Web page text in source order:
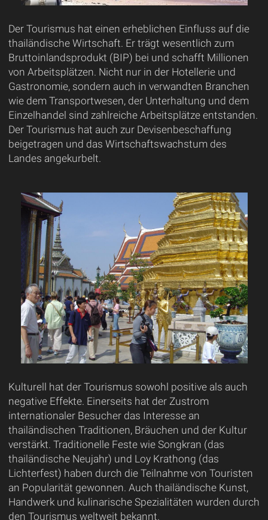
Der Tourismus hat einen erheblichen Einfluss auf die
thailändische Wirtschaft. Er trägt wesentlich zum
Bruttoinlandsprodukt (BIP) bei und schafft Millionen
von Arbeitsplätzen. Nicht nur in der Hotellerie und
Gastronomie, sondern auch in verwandten Branchen
wie dem Transportwesen, der Unterhaltung und dem
Einzelhandel sind zahlreiche Arbeitsplätze entstanden.
Der Tourismus hat auch zur Devisenbeschaffung
beigetragen und das Wirtschaftswachstum des
Landes angekurbelt.
Kulturell hat der Tourismus sowohl positive als auch
negative Effekte. Einerseits hat der Zustrom
internationaler Besucher das Interesse an
thailändischen Traditionen, Bräuchen und der Kultur
verstärkt. Traditionelle Feste wie Songkran (das
thailändische Neujahr) und Loy Krathong (das
Lichterfest) haben durch die Teilnahme von Touristen
an Popularität gewonnen. Auch thailändische Kunst,
Handwerk und kulinarische Spezialitäten wurden durch
den Tourismus weltweit bekannt.